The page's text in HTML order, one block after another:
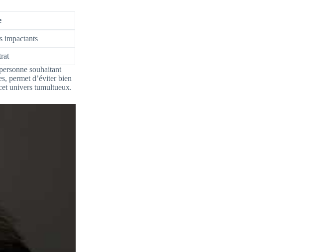
impactants
souhaitant
permet d’éviter bien
univers tumultueux.